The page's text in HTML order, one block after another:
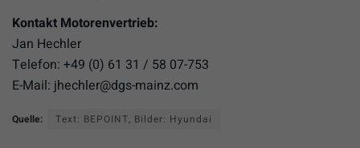
Kontakt Motorenvertrieb:
Jan Hechler
Telefon: +49 (0) 61 31 / 58 07-753
E-Mail: jhechler@dgs-mainz.com
Quelle: Text: BEPOINT, Bilder: Hyundai